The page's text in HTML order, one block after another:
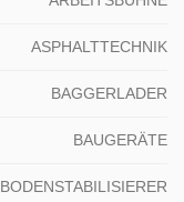
ASPHALTTECHNIK
BAGGERLADER
BAUGERÄTE
BODENSTABILISIERER